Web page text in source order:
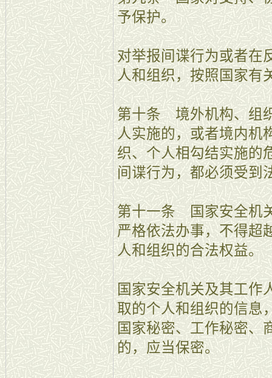
予保护。
对举报间谍行为或者在
人和组织，按照国家有
第十条 境外机构、组
人实施的，或者境内机
织、个人相勾结实施的
间谍行为，都必须受到
第十一条 国家安全机
严格依法办事，不得超
人和组织的合法权益。
国家安全机关及其工作
取的个人和组织的信息
国家秘密、工作秘密、
的，应当保密。